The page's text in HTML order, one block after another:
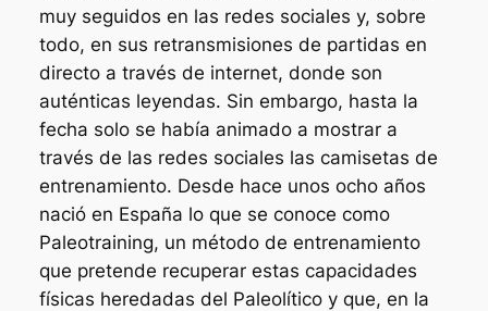
muy seguidos en las redes sociales y, sobre
todo, en sus retransmisiones de partidas en
directo a través de internet, donde son
auténticas leyendas. Sin embargo, hasta la
fecha solo se había animado a mostrar a
través de las redes sociales las camisetas de
entrenamiento. Desde hace unos ocho años
nació en España lo que se conoce como
Paleotraining, un método de entrenamiento
que pretende recuperar estas capacidades
físicas heredadas del Paleolítico y que, en la